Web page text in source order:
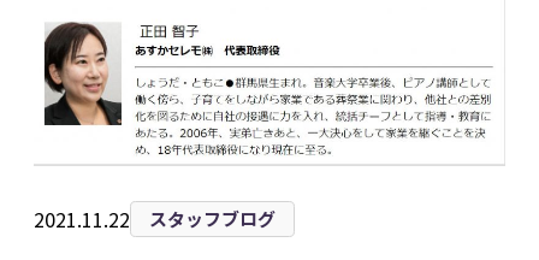
2021.11.22 スタッフブログ